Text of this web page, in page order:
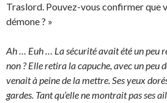
Traslord. Pouvez-vous confirmer que
démone ? »
Ah … Euh … La sécurité avait été un peu
non ? Elle retira la capuche, avec un peu
venait à peine de la mettre. Ses yeux
gardes. Tant qu’elle ne montrait pas ses